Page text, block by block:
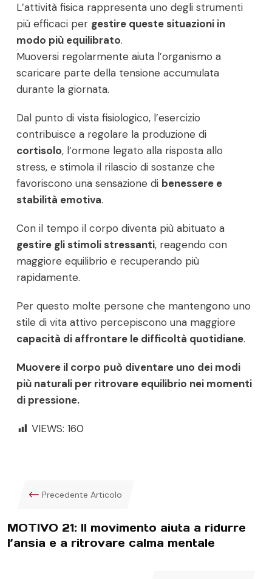
L’attività fisica rappresenta uno degli strumenti
più efficaci per gestire queste situazioni in
modo più equilibrato.
Muoversi regolarmente aiuta l’organismo a
scaricare parte della tensione accumulata
durante la giornata.
Dal punto di vista fisiologico, l’esercizio
contribuisce a regolare la produzione di
cortisolo, l’ormone legato alla risposta allo
stress, e stimola il rilascio di sostanze che
favoriscono una sensazione di benessere e
stabilità emotiva.
Con il tempo il corpo diventa più abituato a
gestire gli stimoli stressanti, reagendo con
maggiore equilibrio e recuperando più
rapidamente.
Per questo molte persone che mantengono uno
stile di vita attivo percepiscono una maggiore
capacità di affrontare le difficoltà quotidiane.
Muovere il corpo può diventare uno dei modi
più naturali per ritrovare equilibrio nei momenti
di pressione.
VIEWS: 160
Precedente Articolo
MOTIVO 21: Il movimento aiuta a ridurre
l’ansia e a ritrovare calma mentale